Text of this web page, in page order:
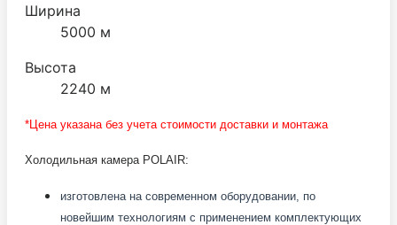
Ширина
5000 м
Высота
2240 м
*Цена указана без учета стоимости доставки и монтажа
Холодильная камера POLAIR:
изготовлена на современном оборудовании, по
новейшим технологиям с применением комплектующих